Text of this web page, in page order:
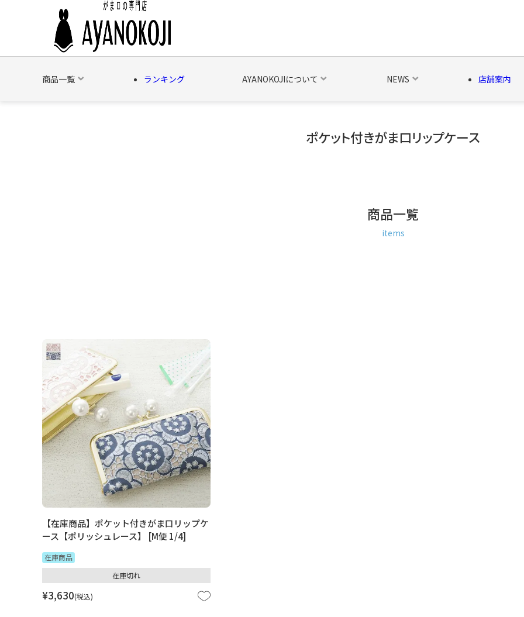
商品一覧 ランキング AYANOKOJIについて NEWS 店舗案内
ベルト・関連商品 新商品 シーズン品
ポケット付きがま口リップケース
商品一覧
items
【在庫商品】ポケット付きがま口リップケ
ース【ポリッシュレース】 [M便 1/4]
在庫商品
¥3,630 税込
在庫切れ